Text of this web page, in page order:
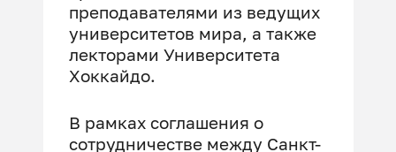
преподавателями из ведущих
университетов мира, а также
лекторами Университета
Хоккайдо.
В рамках соглашения о
сотрудничестве между Санкт-